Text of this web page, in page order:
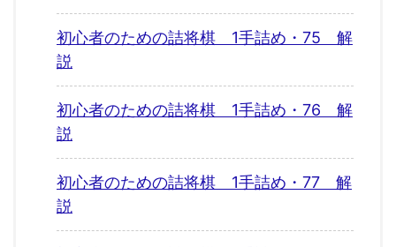
初心者のための詰将棋 1手詰め・75 解
説
初心者のための詰将棋 1手詰め・76 解
説
初心者のための詰将棋 1手詰め・77 解
説